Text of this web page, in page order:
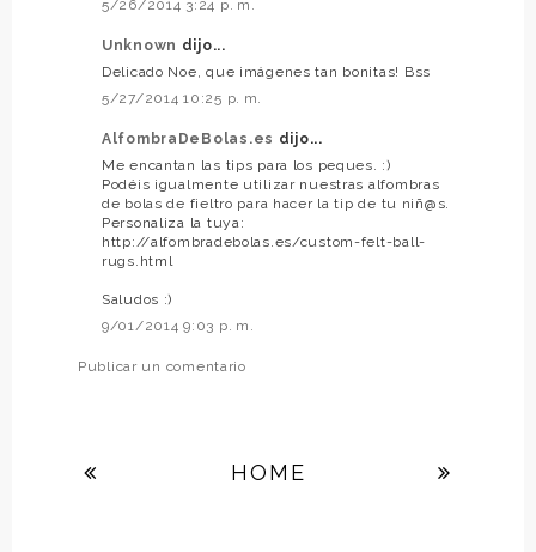
5/26/2014 3:24 p. m.
Unknown dijo...
Delicado Noe, que imágenes tan bonitas! Bss
5/27/2014 10:25 p. m.
AlfombraDeBolas.es dijo...
Me encantan las tips para los peques. :)
Podéis igualmente utilizar nuestras alfombras
de bolas de fieltro para hacer la tip de tu niñ@s.
Personaliza la tuya:
http://alfombradebolas.es/custom-felt-ball-
rugs.html
Saludos :)
9/01/2014 9:03 p. m.
Publicar un comentario
HOME